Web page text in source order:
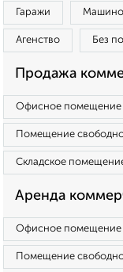
Гаражи
Агенство Без
Продажа
Офисное помещение
Помещение
Складское
Аренда
Офисное помещение
Помещение